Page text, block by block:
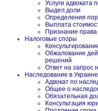
Услуги адвоката
Выдел доли
Определения
Выплата
Признание права
Налоговые споры
Обжалование
решений
Ответ на запрос
Наследование в Украине
Адвокат по
Общее о
Обязательная
Консультация